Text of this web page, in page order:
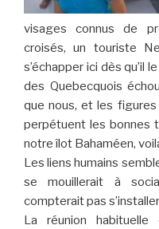
visages connus de
croisés, un touriste
s’échapper ici dès qu’il
des Quebecquois
que nous, et les figures
perpétuent les bonnes
notre îlot Bahaméen,
Les liens humains
se mouillerait à
compterait pas
La réunion